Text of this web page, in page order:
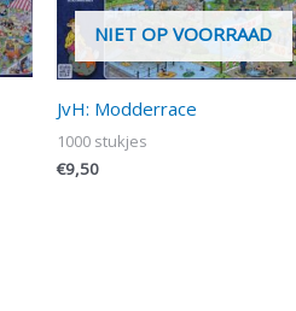
NIET OP VOORRAAD
JvH: Modderrace
1000 stukjes
€9,50